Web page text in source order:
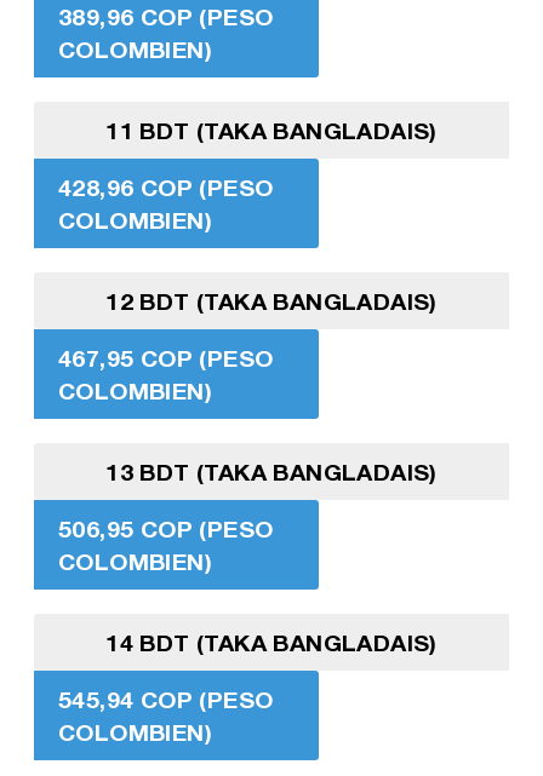
389,96 COP (PESO
COLOMBIEN)
11 BDT (TAKA BANGLADAIS)
428,96 COP (PESO
COLOMBIEN)
12 BDT (TAKA BANGLADAIS)
467,95 COP (PESO
COLOMBIEN)
13 BDT (TAKA BANGLADAIS)
506,95 COP (PESO
COLOMBIEN)
14 BDT (TAKA BANGLADAIS)
545,94 COP (PESO
COLOMBIEN)